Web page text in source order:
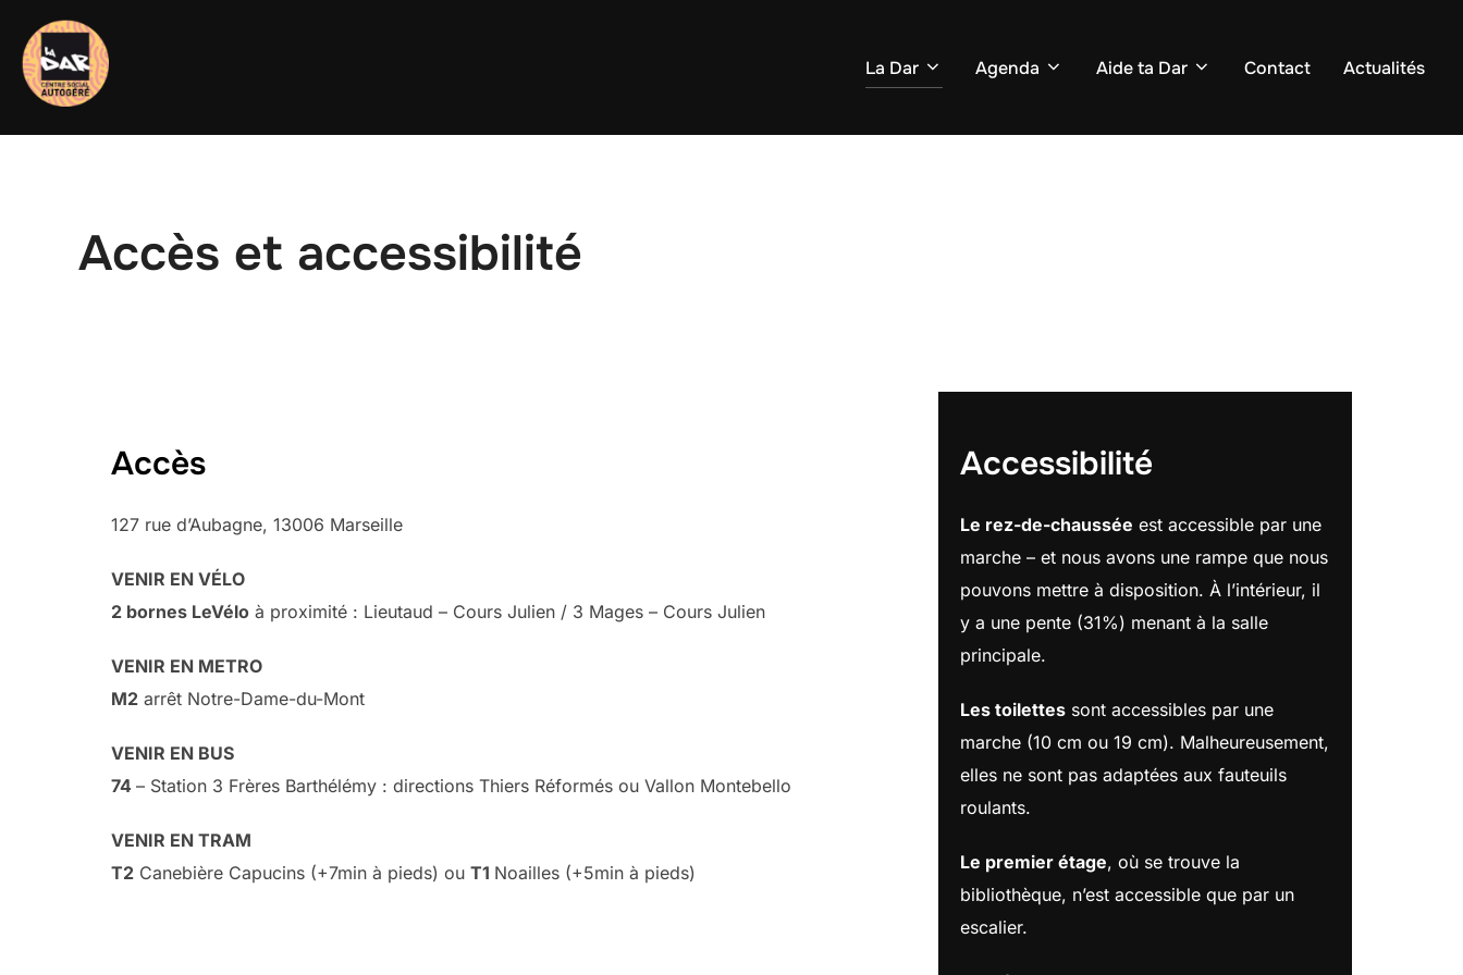
contenu
La Dar Agenda Aide ta Dar Contact Actualités
Accès et accessibilité
Accès
127 rue d’Aubagne, 13006 Marseille
VENIR EN VÉLO
2 bornes LeVélo à proximité : Lieutaud – Cours Julien / 3 Mages – Cours Julien
VENIR EN METRO
M2 arrêt Notre-Dame-du-Mont
VENIR EN BUS
74 – Station 3 Frères Barthélémy : directions Thiers Réformés ou Vallon Montebello
VENIR EN TRAM
T2 Canebière Capucins (+7min à pieds) ou T1 Noailles (+5min à pieds)
Accessibilité
Le rez-de-chaussée est accessible par une
marche – et nous avons une rampe que nous
pouvons mettre à disposition. À l’intérieur, il
y a une pente (31%) menant à la salle
principale.
Les toilettessont accessibles par une
marche (10 cm ou 19 cm). Malheureusement,
elles ne sont pas adaptées aux fauteuils
roulants.
Le premier étage, où se trouve la
bibliothèque, n’est accessible que par un
escalier.